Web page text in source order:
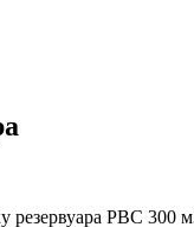
резервуара РВС 300